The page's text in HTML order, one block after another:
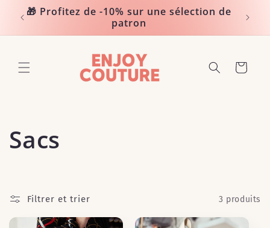
passer
contenu
🎁 Profitez de -10% sur une sélection de
patron
Noté
Panier
C
l
Sacs
Filtrer et trier 3 produits